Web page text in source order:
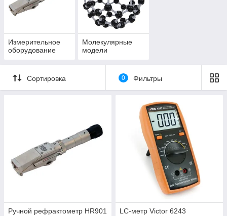
Измерительное
оборудование
Молекулярные
модели
Сортировка 0 Фильтры
Ручной рефрактометр HR901
LC-метр Victor 6243